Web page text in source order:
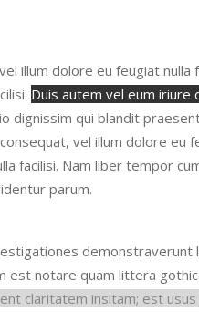
illum dolore eu feugiat
Duis autem vel eum
dignissim qui blandit
, vel illum dolore eu
facilisi. Nam liber tempor
parum.
demonstraverunt
est notare quam littera
claritatem insitam; est